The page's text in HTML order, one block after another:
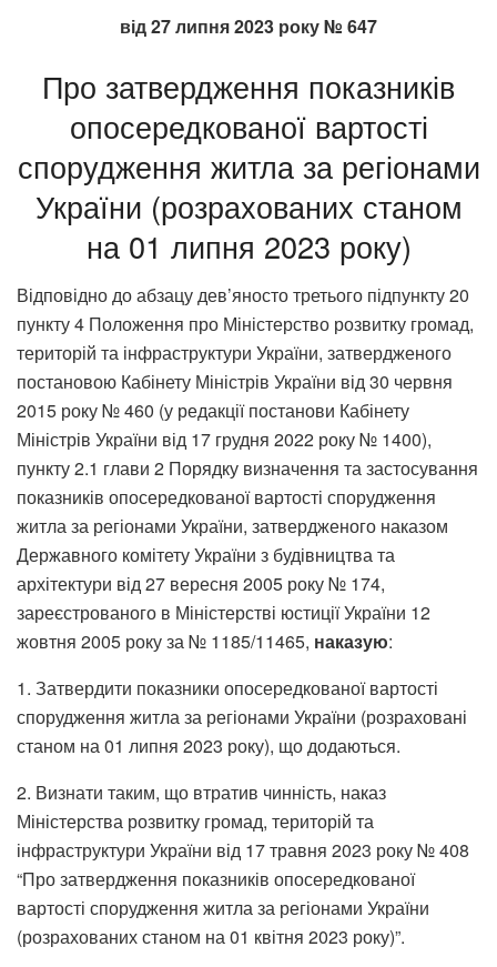
від 27 липня 2023 року № 647
Про затвердження показників
опосередкованої вартості
спорудження житла за регіонами
України (розрахованих станом
на 01 липня 2023 року)
Відповідно до абзацу дев’яносто третього підпункту 20
пункту 4 Положення про Міністерство розвитку громад,
територій та інфраструктури України, затвердженого
постановою Кабінету Міністрів України від 30 червня
2015 року № 460 (у редакції постанови Кабінету
Міністрів України від 17 грудня 2022 року № 1400),
пункту 2.1 глави 2 Порядку визначення та застосування
показників опосередкованої вартості спорудження
житла за регіонами України, затвердженого наказом
Державного комітету України з будівництва та
архітектури від 27 вересня 2005 року № 174,
зареєстрованого в Міністерстві юстиції України 12
жовтня 2005 року за № 1185/11465, наказую:
1. Затвердити показники опосередкованої вартості
спорудження житла за регіонами України (розраховані
станом на 01 липня 2023 року), що додаються.
2. Визнати таким, що втратив чинність, наказ
Міністерства розвитку громад, територій та
інфраструктури України від 17 травня 2023 року № 408
“Про затвердження показників опосередкованої
вартості спорудження житла за регіонами України
(розрахованих станом на 01 квітня 2023 року)”.